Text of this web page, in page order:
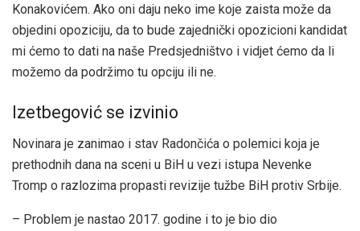
Konakovićem. Ako oni daju neko ime koje zaista može da
objedini opoziciju, da to bude zajednički opozicioni kandidat
mi ćemo to dati na naše Predsjedništvo i vidjet ćemo da li
možemo da podržimo tu opciju ili ne.
Izetbegović se izvinio
Novinara je zanimao i stav Radončića o polemici koja je
prethodnih dana na sceni u BiH u vezi istupa Nevenke
Tromp o razlozima propasti revizije tužbe BiH protiv Srbije.
– Problem je nastao 2017. godine i to je bio dio